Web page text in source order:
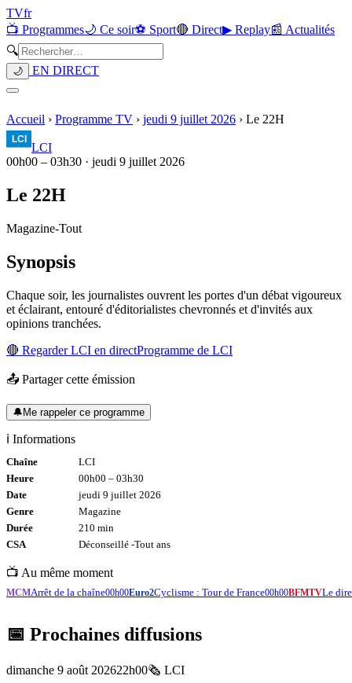
TVfr
📺 Programmes🌙 Ce soir⚽ Sport🔴 Direct▶ Replay📰 Actualités
🔍
🌙 EN DIRECT
Accueil › Programme TV › jeudi 9 juillet 2026 › Le 22H
LCI
00h00 – 03h30 · jeudi 9 juillet 2026
Le 22H
Magazine-Tout
Synopsis
Chaque soir, les journalistes ouvrent les portes d'un débat vigoureux
et éclairant, entouré d'éditorialistes chevronnés et d'invités aux
opinions tranchées.
🔴 RegarderLCI en directProgramme de LCI
📤 Partager cette émission
🔔Me rappeler ce programme
ℹ️ Informations
Chaîne
LCI
Heure
00h00 – 03h30
Date
jeudi 9 juillet 2026
Genre
Magazine
Durée
210 min
CSA
Déconseillé -Tout ans
📺 Au même moment
MCMArrêt de la chaîne00h00Euro2Cyclisme : Tour de France00h00BFMTVLe
📅 Prochaines diffusions
dimanche 9 août 202622h00🗞️ LCI